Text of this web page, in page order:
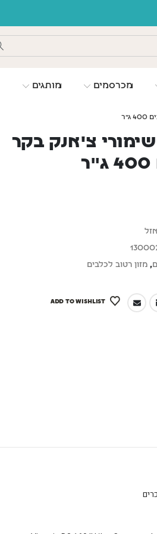
מכרסמים מותגים
צ'אנק בקר
, מזון רטוב לכלבים
ADD TO WISHLIST